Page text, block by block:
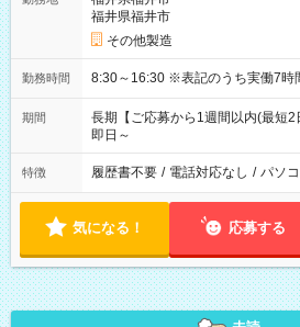
福井県福井市
その他製造
勤務時間 8:30～16:30 ※表記のうち実働7
期間
長期【ご応募から1週間以内(最短2
即日～
特徴 履歴書不要 / 電話対応なし / パソ
気になる！ 応募する